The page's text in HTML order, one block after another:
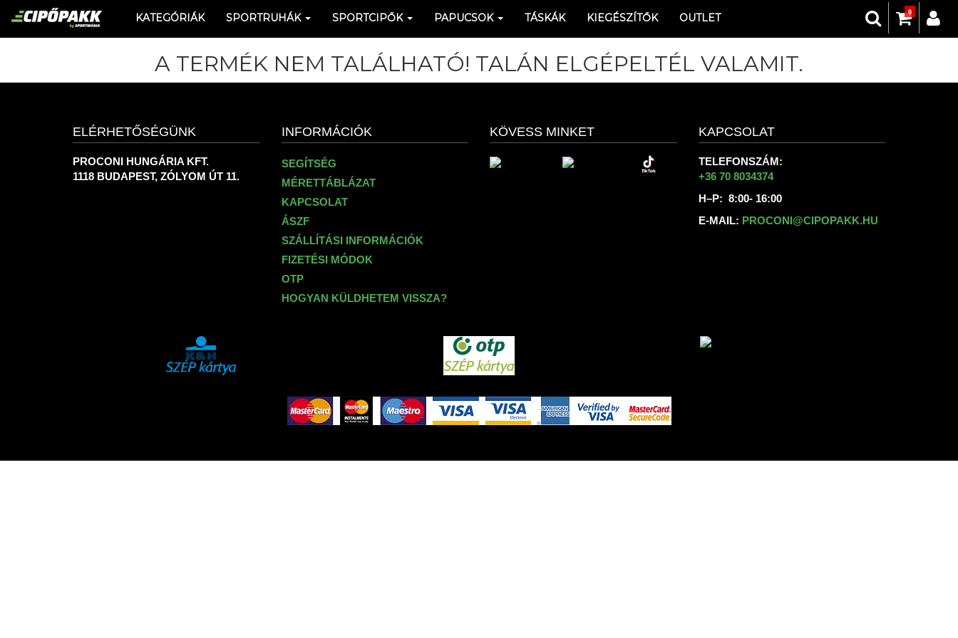
0
KATEGÓRIÁK SPORTRUHÁK SPORTCIPŐK PAPUCSOK TÁSKÁK KIEGÉSZÍTŐK OUTLET
A TERMÉK NEM TALÁLHATÓ! TALÁN ELGÉPELTÉL VALAMIT.
ELÉRHETŐSÉGÜNK
PROCONI HUNGÁRIA KFT.
1118 BUDAPEST, ZÓLYOM ÚT 11.
INFORMÁCIÓK
SEGÍTSÉG
MÉRETTÁBLÁZAT
KAPCSOLAT
ÁSZF
SZÁLLÍTÁSI INFORMÁCIÓK
FIZETÉSI MÓDOK
OTP
HOGYAN KÜLDHETEM VISSZA?
KÖVESS MINKET KAPCSOLAT
TELEFONSZÁM:
+36 70 8034374
H–P: 8:00- 16:00
E-MAIL: PROCONI@CIPOPAKK.HU